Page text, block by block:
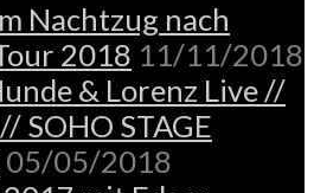
Nachtzug nach
2018 11/11/2018
& Lorenz Live //
SOHO STAGE
05/05/2018